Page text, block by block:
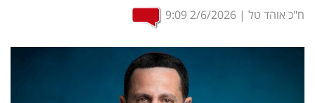
משפט
מדדים
ח"כ אוהד טל |
2/6/2026
9:09